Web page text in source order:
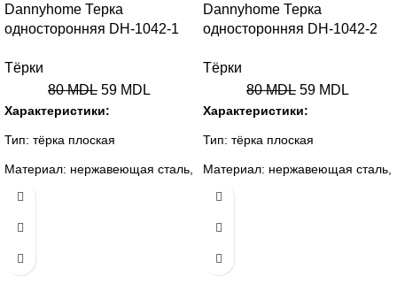
Крышка:Пробковая крышка
обеспечивает герметичность и
загрязнений.
Dannyhome Терка
односторонняя DH-1042-1
Тёрки
80MDL 59 MDL
Характеристики:
Тип: тёрка плоская
Материал: нержавеющая сталь,
пластик
Dannyhome Терка
односторонняя DH-1042-2
Тёрки
80MDL 59 MDL
Характеристики:
Тип: тёрка плоская
Материал: нержавеющая сталь,
пластик